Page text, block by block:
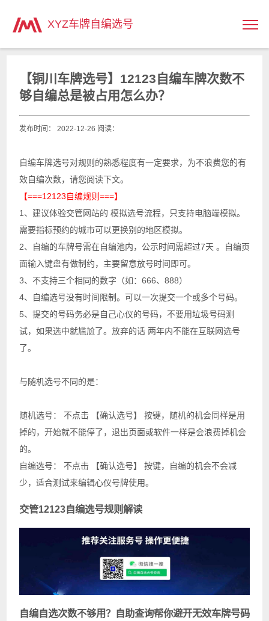
XYZ车牌自编选号
主页 >
【铜川车牌选号】12123自编车牌次数不
够自编总是被占用怎么办？
发布时间： 2022-12-26 阅读：
自编车牌选号对规则的熟悉程度有一定要求，为不浪费您的有
效自编次数，请您阅读下文。
【===12123自编规则===】
1、建议体验交管网站的 模拟选号流程，只支持电脑端模拟。
需要指标预约的城市可以更换别的地区模拟。
2、自编的车牌号需在自编池内，公示时间需超过7天 。自编页
面输入键盘有做制约，主要留意放号时间即可。
3、不支持三个相同的数字（如：666、888）
4、自编选号没有时间限制。可以一次提交一个或多个号码。
5、提交的号码务必是自己心仪的号码，不要用垃圾号码测
试，如果选中就尴尬了。放弃的话 两年内不能在互联网选号
了。
与随机选号不同的是：
随机选号： 不点击 【确认选号】 按键，随机的机会同样是用
掉的，开始就不能停了，退出页面或软件一样是会浪费掉机会
的。
自编选号： 不点击 【确认选号】 按键，自编的机会不会减
少，适合测试来编辑心仪号牌使用。
交管12123自编选号规则解读
自编自选次数不够用？自助查询帮你避开无效车牌号码